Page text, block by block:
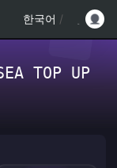
한국어 /
TOP UP